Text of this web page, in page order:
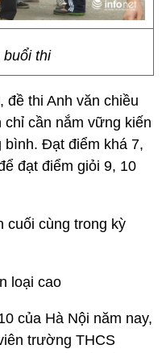
buổi thi
đề thi Anh văn chiều
chỉ cần nắm vững kiến
bình. Đạt điểm khá 7,
đạt điểm giỏi 9, 10
cuối cùng trong kỳ
loại cao
của Hà Nội năm nay,
trường THCS